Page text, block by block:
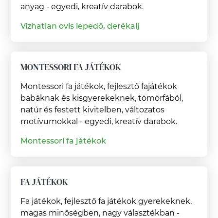
anyag - egyedi, kreatív darabok.
Vízhatlan ovis lepedő, derékalj
MONTESSORI FA JÁTÉKOK
Montessori fa játékok, fejlesztő fajátékok
babáknak és kisgyerekeknek, tömörfából,
natúr és festett kivitelben, változatos
motívumokkal - egyedi, kreatív darabok.
Montessori fa játékok
FA JÁTÉKOK
Fa játékok, fejlesztő fa játékok gyerekeknek,
magas minőségben, nagy választékban -